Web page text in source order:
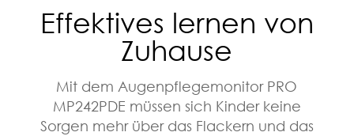
Effektives lernen von
Zuhause
Mit dem Augenpflegemonitor PRO
MP242PDE müssen sich Kinder keine
Sorgen mehr über das Flackern und das